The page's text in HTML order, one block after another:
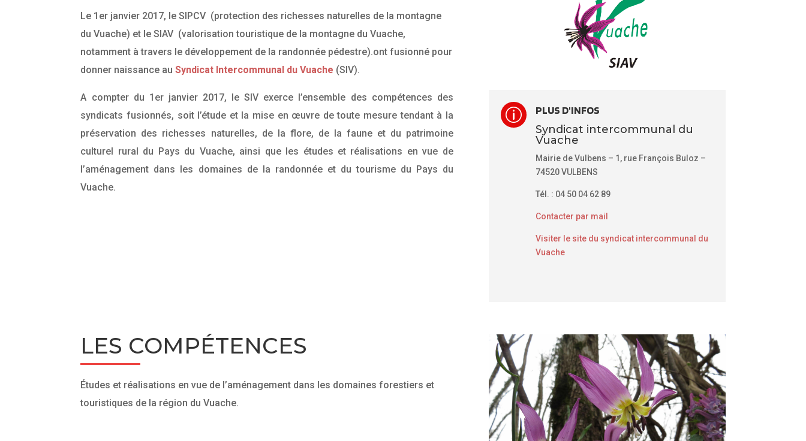
Le 1er janvier 2017, le SIPCV (protection des richesses naturelles de la montagne
du Vuache) et le SIAV (valorisation touristique de la montagne du Vuache,
notamment à travers le développement de la randonnée pédestre).ont fusionné pour
donner naissance auSyndicat Intercommunal du Vuache (SIV).
A compter du 1er janvier 2017, le SIV exerce l’ensemble des compétences des
syndicats fusionnés, soit l’étude et la mise en œuvre de toute mesure tendant à la
préservation des richesses naturelles, de la flore, de la faune et du patrimoine
culturel rural du Pays du Vuache, ainsi que les études et réalisations en vue de
l’aménagement dans les domaines de la randonnée et du tourisme du Pays du
Vuache.
p PLUS D'INFOS
Syndicat intercommunal du
Vuache
Mairie de Vulbens – 1, rue François Buloz –
74520 VULBENS
Tél. : 04 50 04 62 89
Contacter par mail
Visiter le site du syndicat intercommunal du
Vuache
LES COMPÉTENCES
Études et réalisations en vue de l’aménagement dans les domaines forestiers et
touristiques de la région du Vuache.